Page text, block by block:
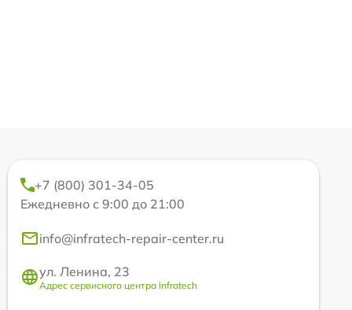
+7 (800) 301-34-05
Ежедневно с 9:00 до 21:00
info@infratech-repair-center.ru
ул. Ленина, 23
Адрес сервисного центра Infratech